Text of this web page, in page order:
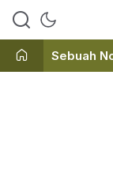
Ini
Sebuah